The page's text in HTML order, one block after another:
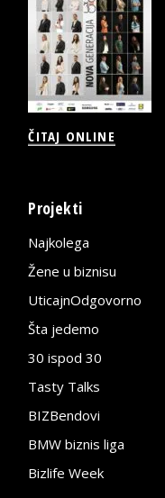
ČITAJ ONLINE
Projekti
Najkolega
Žene u biznisu
UticajnOdgovorno
Šta jedemo
30 ispod 30
Tasty Talks
BIZBendovi
BMW biznis liga
Bizlife Week